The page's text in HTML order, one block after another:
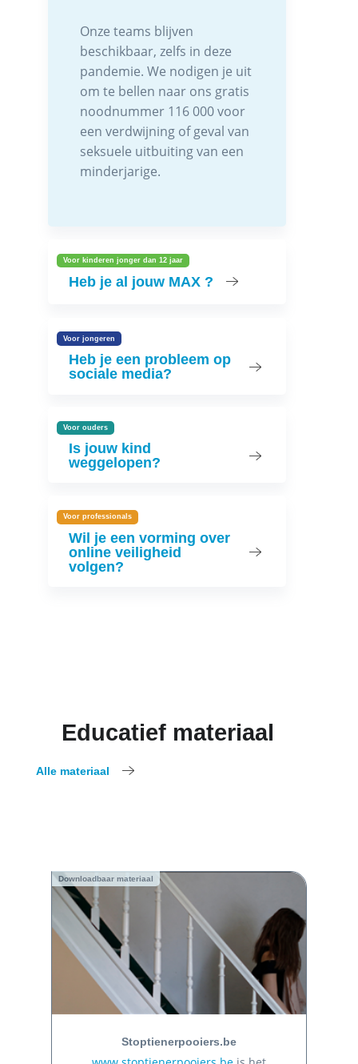
Onze teams blijven
beschikbaar, zelfs in deze
pandemie. We nodigen je uit
om te bellen naar ons gratis
noodnummer 116 000 voor
een verdwijning of geval van
seksuele uitbuiting van een
minderjarige.
Voor kinderen jonger dan 12 jaar
Heb je al jouw MAX ?
Voor jongeren
Heb je een probleem op
sociale media?
Voor ouders
Is jouw kind
weggelopen?
Voor professionals
Wil je een vorming over
online veiligheid
volgen?
Educatief materiaal
Alle materiaal
Downloadbaar materiaal
Stoptienerpooiers.be